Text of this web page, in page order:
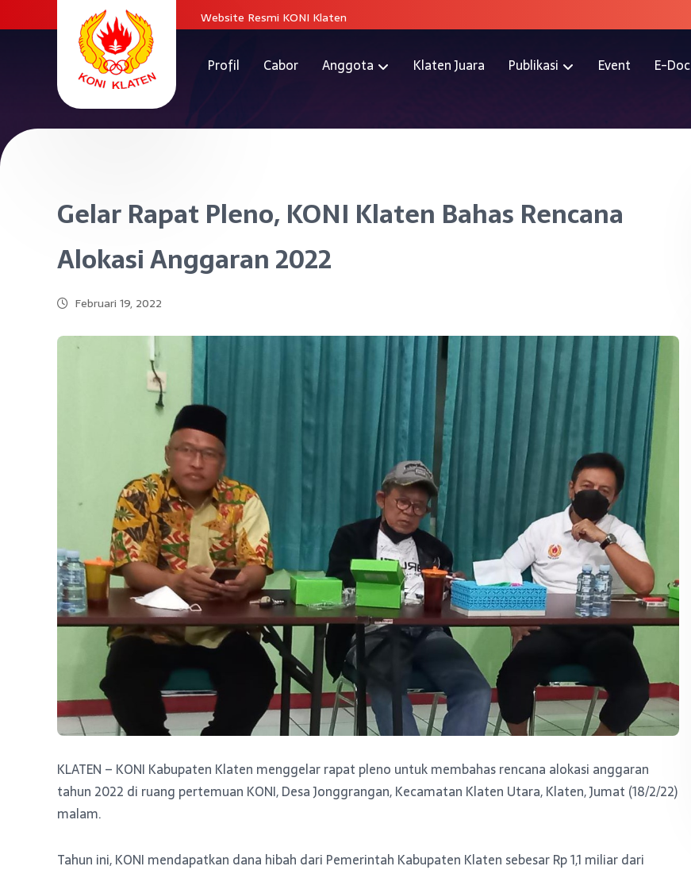
Website Resmi KONI Klaten
Profil Cabor Anggota Klaten Juara Publikasi Event E-Doc
Gelar Rapat Pleno, KONI Klaten Bahas Rencana
Alokasi Anggaran 2022
Februari 19, 2022
KLATEN – KONI Kabupaten Klaten menggelar rapat pleno untuk membahas rencana alokasi anggaran
tahun 2022 di ruang pertemuan KONI, Desa Jonggrangan, Kecamatan Klaten Utara, Klaten, Jumat (18/2/22)
malam.
Tahun ini, KONI mendapatkan dana hibah dari Pemerintah Kabupaten Klaten sebesar Rp 1,1 miliar dari